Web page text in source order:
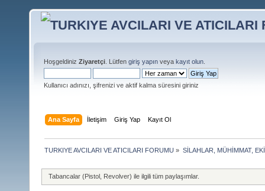
Hoşgeldiniz Ziyaretçi . Lütfen giriş yapın veya kayıt olun
Kullanıcı adınızı, şifrenizi ve aktif kalma süresini giriniz
Ana Sayfa İletişim Giriş Yap Kayıt Ol
TURKIYE AVCILARI VE ATICILARI FORUMU » SİLAHLAR, MÜHİMMAT,
Tabancalar (Pistol, Revolver) ile ilgili tüm paylaşımlar.